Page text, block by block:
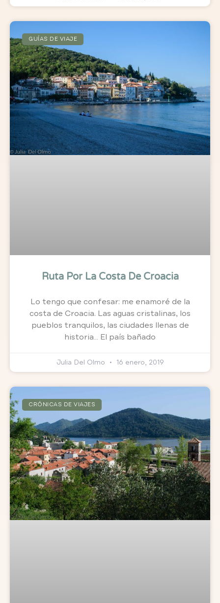
GUÍAS DE VIAJE
Ruta Por La Costa De Croacia
Lo tengo que confesar: me enamoré de la
costa de Croacia. Las aguas cristalinas, los
pueblos tranquilos, las ciudades llenas de
historia… El país bañado
Julia Del Olmo 16 enero, 2019
CRÓNICAS DE VIAJES